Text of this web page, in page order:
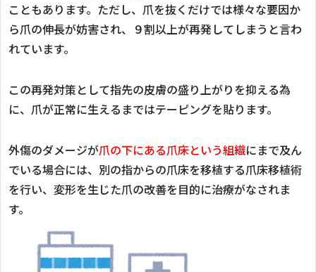
こともあります。ただし、爪を抜くだけでは様々な要因か
ら爪の伸長が妨害され、９割以上が再発してしまうと言わ
れています。
この再発対策として指先の皮膚の盛り上がりを抑える為
に、爪が正常に生えるまではテーピングを貼ります。
外傷のダメージが爪の下にある爪床という組織にまで及ん
でいる場合には、別の指からの爪床を移植する爪床移植術
を行い、変形を生じた爪の改善を目的に治療がなされま
す。